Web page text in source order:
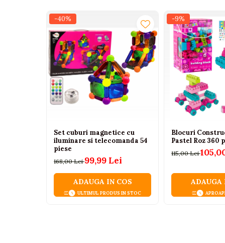
Scaune de masa
Accesorii pentru hranire
Seturi de hranire
-40%
Set cuburi magnetice cu
iluminare si telecomanda 54
piese
168,00 Lei99,99 Lei
ADAUGA IN COS
ULTIMUL PRODUS IN STOC
-9%
Blocuri
Pastel Roz 360
115,00 Lei
ADAUGA